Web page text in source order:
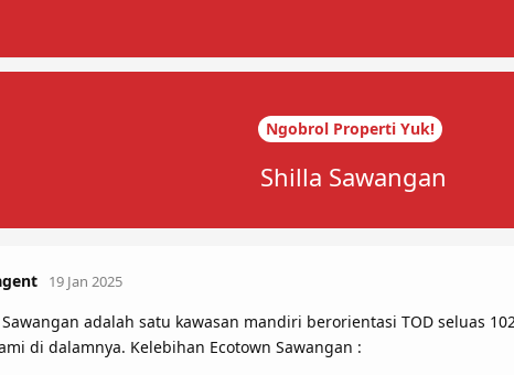
Ngobrol Properti Yuk!
Shilla Sawangan
19 Jan 2025
adalah satu kawasan mandiri berorientasi TOD seluas
di dalamnya. Kelebihan Ecotown Sawangan :